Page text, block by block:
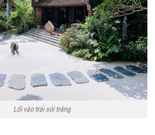
Lối vào trải sỏi trắng